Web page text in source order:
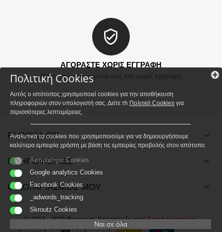
ΑΓΟΡΑΣΤΕ ΧΩΡΙΣ ΕΓΓΡΑΦΗ
Βάλτε την παραγγελία σας και χωρίς εγγραφή
BLOOZA.GR
ΠΛΗΡΟΦΟΡΙΕΣ
Ο ΛΟΓΑΡΙΑΣΜΟΣ ΜΟΥ
© 2013 - 2026 Blooza.gr. Υποστήριξη απόSmart technology
Πολιτική Cookies
Αυτός ο ιστότοπος χρησιμοποιεί cookies για την αποθήκευση
πληροφοριών στον υπολογιστή σας. Δείτε τh Πολιτκή Cookies για
περισσότερες λεπτομέρειες.
Αναλυτικά τα cookies που χρησιμοποιούμε για να δημιουργήσουμε
καλύτερα εμπειρία χρήστη με βάση τις εμπειρίες προβολής στον ιστότοπο.
Απαραίτητα Cookies
Google analytics Cookies
Facebook Cookies
_adwords_tracking
Skroutz Cookies
Ναι σε όλα